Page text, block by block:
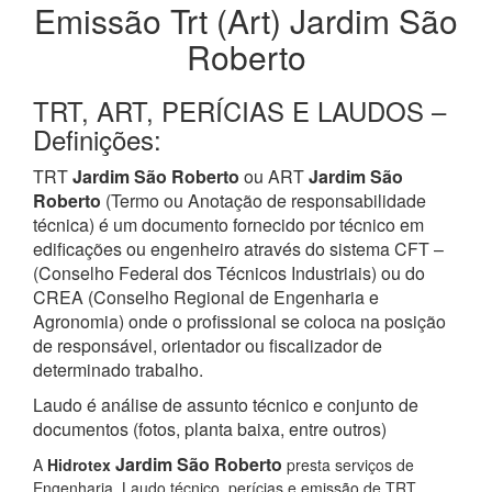
Emissão Trt (Art) Jardim São
Roberto
TRT, ART, PERÍCIAS E LAUDOS –
Definições:
TRTJardim São Roberto ou ARTJardim São
Roberto (Termo ou Anotação de responsabilidade
técnica) é um documento fornecido por técnico em
edificações ou engenheiro através do sistema CFT –
(Conselho Federal dos Técnicos Industriais) ou do
CREA (Conselho Regional de Engenharia e
Agronomia) onde o profissional se coloca na posição
de responsável, orientador ou fiscalizador de
determinado trabalho.
Laudo é análise de assunto técnico e conjunto de
documentos (fotos, planta baixa, entre outros)
A Hidrotex Jardim São Roberto presta serviços de
Engenharia, Laudo técnico, perícias e emissão de TRT